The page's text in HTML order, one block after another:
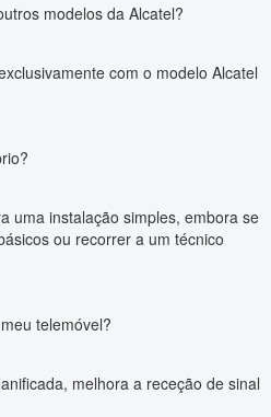
modelos da Alcatel?
com o modelo Alcatel
uma instalação simples, embora se
ou recorrer a um técnico
telemóvel?
melhora a receção de sinal